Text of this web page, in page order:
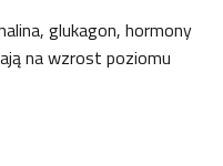
glukagon, hormony
na wzrost poziomu